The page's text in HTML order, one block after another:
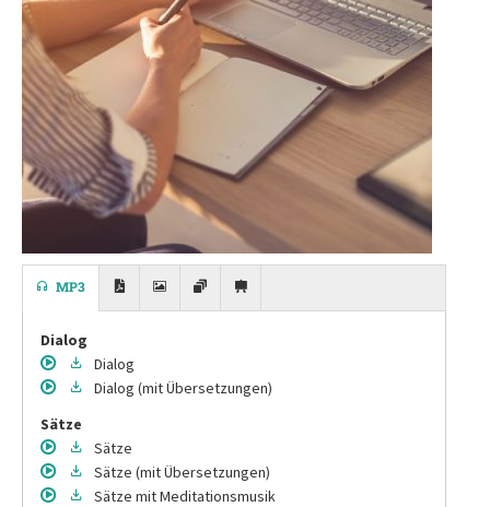
MP3
Dialog
Dialog
Dialog (mit Übersetzungen)
Sätze
Sätze
Sätze (mit Übersetzungen)
Sätze mit Meditationsmusik